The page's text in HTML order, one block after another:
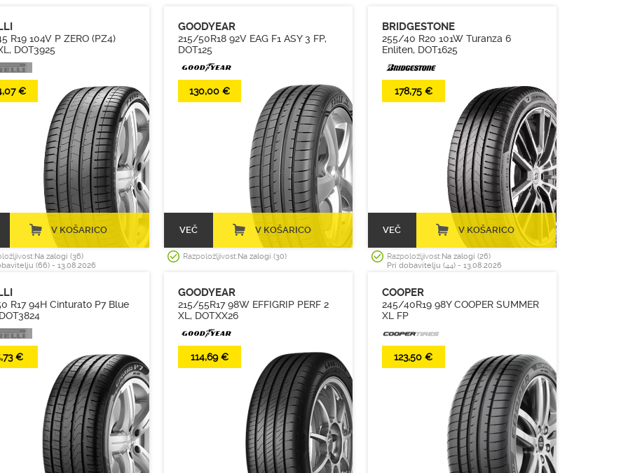
(10)
(23)
(1)
(1)
(9)
(1)
(35)
(99)
(1)
(401)
(689)
(930)
(1066)
(1373)
39
40
(1004)
(1569)
(1043)
(1067)
(573)
(291)
9
95
19
19.5
20
(696)
(281)
(247)
(56)
(9)
R19 104V P ZERO (PZ4)
DOT3925
€
V KOŠARICO
Na zalogi (36)
(66) - 13.08.2026
GOODYEAR
215/50R18 92V EAG F1 ASY 3 FP,
DOT125
130,00 €
VEČ V KOŠARICO
Razpoložljivost:Na zalogi (30)
BRIDGESTONE
255/40 R20 101W Turanza 6
Enliten, DOT1625
178,75 €
VEČ V KOŠARICO
Razpoložljivost:Na zalogi (26)
Pri dobavitelju (44) - 13.08.2026
R17 94H Cinturato P7 Blue
€
GOODYEAR
215/55R17 98W EFFIGRIP PERF 2
XL, DOTXX26
114,69 €
COOPER
245/40R19 98Y COOPER SUMMER
XL FP
123,50 €